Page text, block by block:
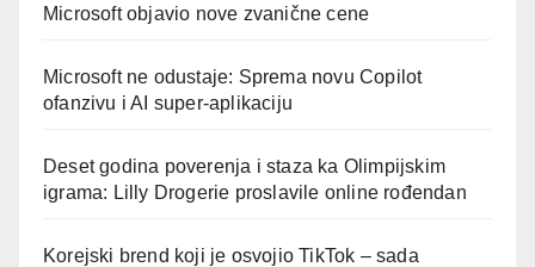
Microsoft objavio nove zvanične cene
Microsoft ne odustaje: Sprema novu Copilot
ofanzivu i AI super-aplikaciju
Deset godina poverenja i staza ka Olimpijskim
igrama: Lilly Drogerie proslavile online rođendan
Korejski brend koji je osvojio TikTok – sada